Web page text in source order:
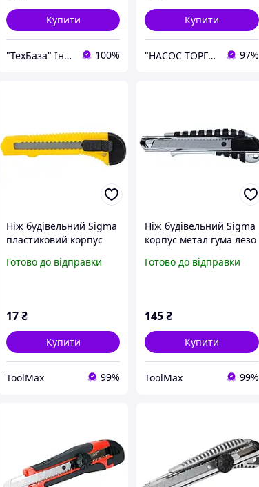
Купити
"ТехБаза" Інтернет магазин 100%
Купити
"НАСОС ТОРГ" Насосне обладнання, інструменти, освітлення 97%
Ніж будівельний Sigma
пластиковий корпус
автоматичний замок
Готово до відправки
17₴
Купити
ToolMax 99%
Ніж будівельний Sigma
корпус метал гума лезо
замок
Готово до відправки
145₴
Купити
ToolMax 99%